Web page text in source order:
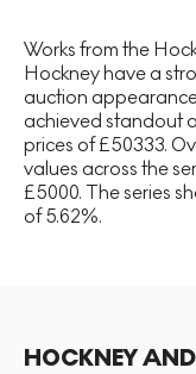
Works from the
Hockney have a
auction
achieved standout
prices of £50333.
values across the
£5000. The series
of 5.62%.
HOCKNEY